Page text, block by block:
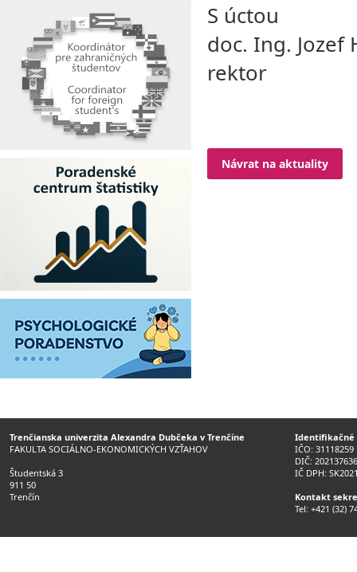
S úctou
doc. Ing. Jozef
rektor
Návrat na aktuality
Trenčianska univerzita Alexandra Dubčeka v Trenčíne
FAKULTA SOCIÁLNO-EKONOMICKÝCH VZŤAHOV
Študentská 3
911 50
Trenčín
Identifikačné
IČO: 31118259
DIČ:
IČ DPH:
Kontakt
Tel: +421 (32)